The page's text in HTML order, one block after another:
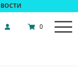
0